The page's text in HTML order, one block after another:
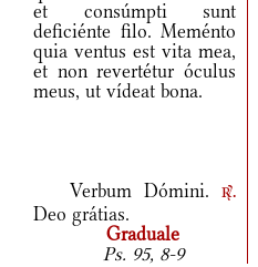
et consúmpti sunt
deficiénte filo. Meménto
quia ventus est vita mea,
et non revertétur óculus
meus, ut vídeat bona.
Verbum Dómini.
r.
Deo grátias.
Graduale
Ps. 95, 8-9